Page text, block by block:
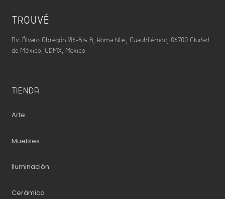
TROUVÉ
Av. Álvaro Obregón 186-Bis B, Roma Nte., Cuauhtémoc, 06700 Ciudad
de México, CDMX, Mexico
TIENDA
Arte
Muebles
Iluminación
Cerámica